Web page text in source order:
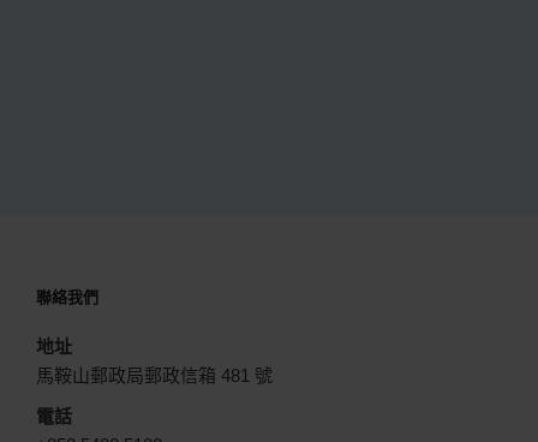
聯絡我們
地址
馬鞍山郵政局郵政信箱 481 號
電話